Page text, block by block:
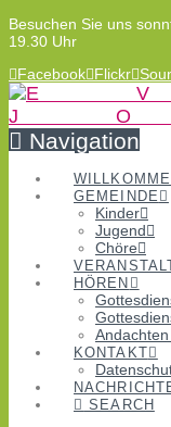
Besuchen Sie uns
19.30 Uhr
Facebook Flickr
Navigation
GEMEINDE
Kinder
Jugend
Chöre
HÖREN
KONTAKT
SEARCH